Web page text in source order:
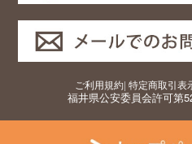
ご利用規約| 特定商取引表
福井県公安委員会許可第